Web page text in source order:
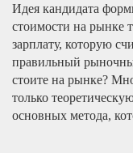
Идея кандидата
стоимости на рынке
зарплату, которую
правильный
стоите на рынке?
только
основных метода,